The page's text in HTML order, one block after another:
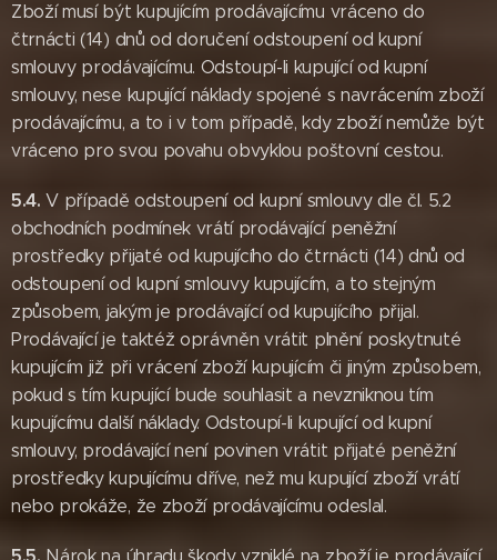
Zboží musí být kupujícím prodávajícímu vráceno do
čtrnácti (14) dnů od doručení odstoupení od kupní
smlouvy prodávajícímu. Odstoupí-li kupující od kupní
smlouvy, nese kupující náklady spojené s navrácením zboží
prodávajícímu, a to i v tom případě, kdy zboží nemůže být
vráceno pro svou povahu obvyklou poštovní cestou.
5.4.V případě odstoupení od kupní smlouvy dle čl. 5.2
obchodních podmínek vrátí prodávající peněžní
prostředky přijaté od kupujícího do čtrnácti (14) dnů od
odstoupení od kupní smlouvy kupujícím, a to stejným
způsobem, jakým je prodávající od kupujícího přijal.
Prodávající je taktéž oprávněn vrátit plnění poskytnuté
kupujícím již při vrácení zboží kupujícím či jiným způsobem,
pokud s tím kupující bude souhlasit a nevzniknou tím
kupujícímu další náklady. Odstoupí-li kupující od kupní
smlouvy, prodávající není povinen vrátit přijaté peněžní
prostředky kupujícímu dříve, než mu kupující zboží vrátí
nebo prokáže, že zboží prodávajícímu odeslal.